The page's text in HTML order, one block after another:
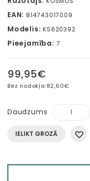
EAN: 814743017009
Modelis: KS620392
Pieejamība: 7
99,95€
Bez nodokļa:82,60€
Daudzums
IELIKT GROZĀ